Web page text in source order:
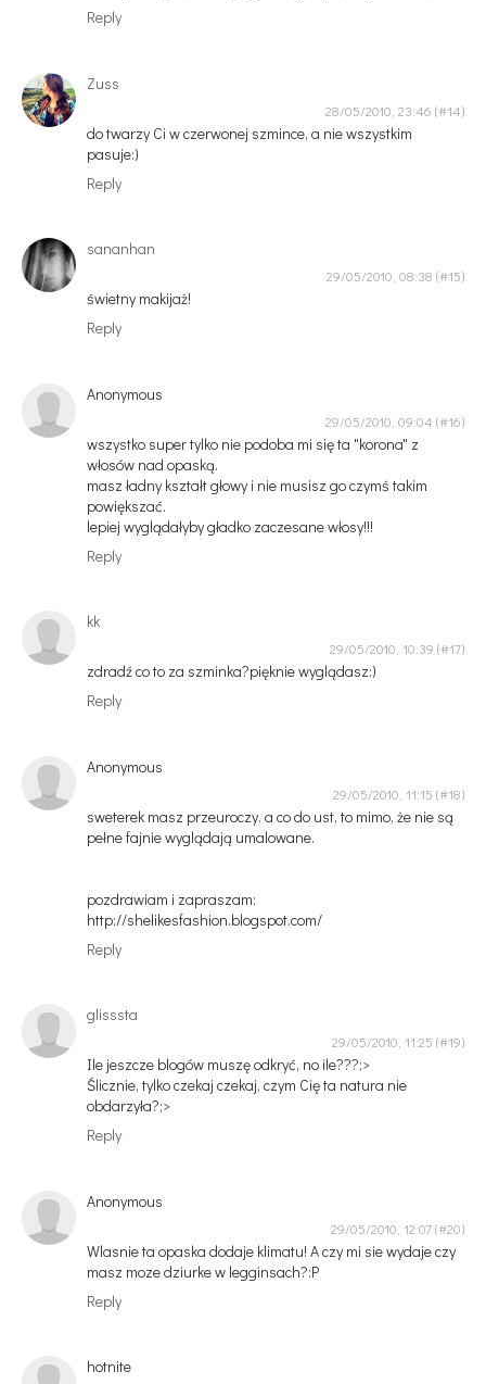
Reply
Zuss
28/05/2010, 23:46
do twarzy Ci w czerwonej szmince, a nie wszystkim
pasuje:)
Reply
sananhan
29/05/2010, 08:38
świetny makijaż!
Reply
Anonymous
29/05/2010, 09:04
wszystko super tylko nie podoba mi się ta "korona" z
włosów nad opaską.
masz ładny kształt głowy i nie musisz go czymś takim
powiększać.
lepiej wyglądałyby gładko zaczesane włosy!!!
Reply
kk
29/05/2010, 10:39
zdradź co to za szminka?pięknie wyglądasz:)
Reply
Anonymous
29/05/2010, 11:15
sweterek masz przeuroczy. a co do ust, to mimo, że nie są
pełne fajnie wyglądają umalowane.
pozdrawiam i zapraszam:
http://shelikesfashion.blogspot.com/
Reply
glisssta
29/05/2010, 11:25
Ile jeszcze blogów muszę odkryć, no ile???;>
Ślicznie, tylko czekaj czekaj, czym Cię ta natura nie
obdarzyła?;>
Reply
Anonymous
29/05/2010, 12:07
Wlasnie ta opaska dodaje klimatu! A czy mi sie wydaje czy
masz moze dziurke w legginsach?:P
Reply
hotnite